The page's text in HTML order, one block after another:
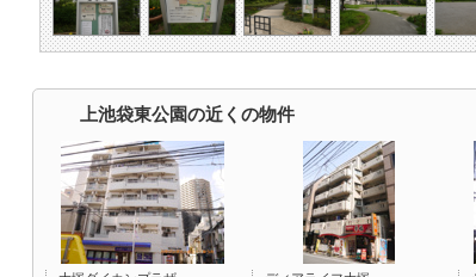
上池袋東公園の近くの物件